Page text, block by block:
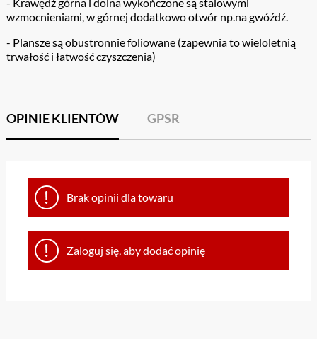
wzmocnieniami, w górnej dodatkowo otwór np.na gwóźdź.
- Plansze są obustronnie foliowane (zapewnia to wieloletnią
trwałość i łatwość czyszczenia)
OPINIE KLIENTÓW GPSR
Brak opinii dla towaru
Zaloguj się, aby dodać opinię